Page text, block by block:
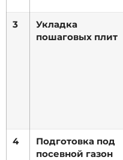
3
Укладка
пошаговых плит
4
Подготовка под
посевной газон